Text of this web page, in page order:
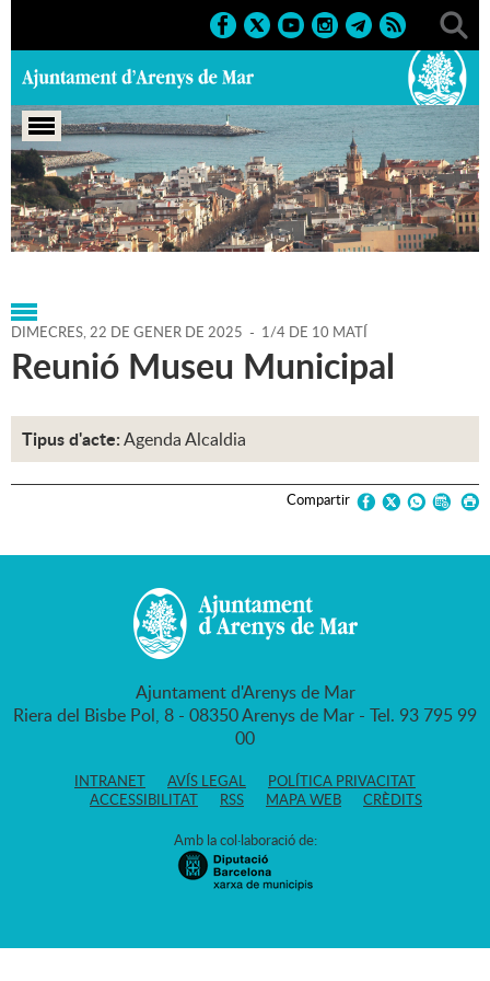
Portada > Regidories > Alcaldia > Agenda > Agenda
Alcaldia > 22-01-2025
DIMECRES,22 DE GENER DE 2025 - 1/4 DE 10 MATÍ
Reunió Museu Municipal
Tipus d'acte:Agenda Alcaldia
Compartir
Ajuntament d'Arenys de Mar
Riera del Bisbe Pol, 8 - 08350 Arenys de Mar - Tel. 93 795 99
00
INTRANET AVÍS LEGAL
POLÍTICA PRIVACITAT
ACCESSIBILITAT
RSS MAPA WEB CRÈDITS
Amb la col·laboració de: